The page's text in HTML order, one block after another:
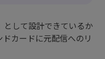
して設計できているか
カードに元配信へのリ